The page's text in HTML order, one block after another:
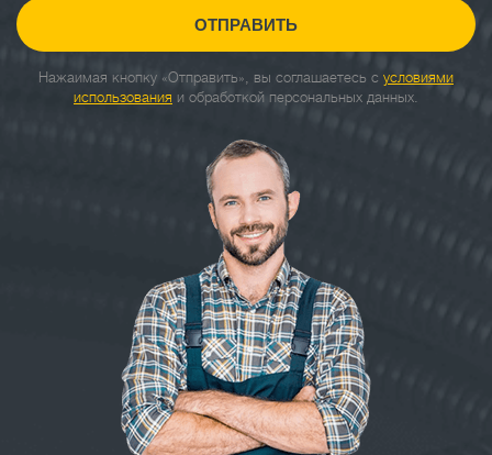
ОТПРАВИТЬ
Нажаимая кнопку «Отправить», вы соглашаетесь с условиями
использования и обработкой персональных данных.